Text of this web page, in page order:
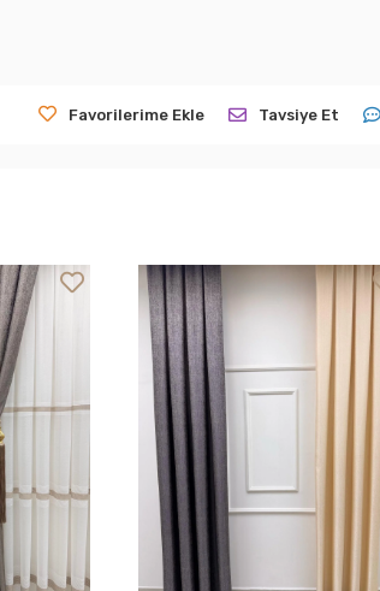
Favorilerime Ekle Tavsiye Et